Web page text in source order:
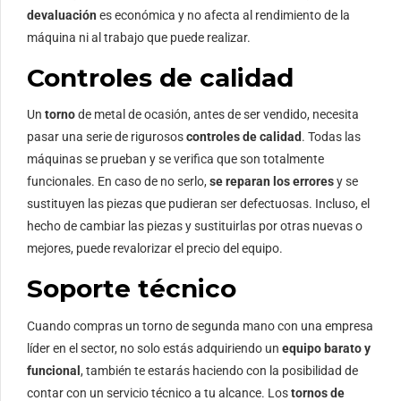
devaluación es económica y no afecta al rendimiento de la
máquina ni al trabajo que puede realizar.
Controles de calidad
Un tornode metal de ocasión, antes de ser vendido, necesita
pasar una serie de rigurososcontroles de calidad. Todas las
máquinas se prueban y se verifica que son totalmente
funcionales. En caso de no serlo, se reparan los erroresy se
sustituyen las piezas que pudieran ser defectuosas. Incluso, el
hecho de cambiar las piezas y sustituirlas por otras nuevas o
mejores, puede revalorizar el precio del equipo.
Soporte técnico
Cuando compras un torno de segunda mano con una empresa
líder en el sector, no solo estás adquiriendo un equipo barato y
funcional, también te estarás haciendo con la posibilidad de
contar con un servicio técnico a tu alcance. Lostornos de